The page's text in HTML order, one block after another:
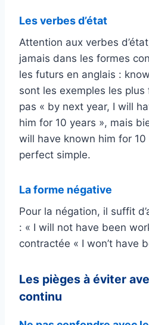
Les verbes d’état
Attention aux verbes
jamais dans les formes
les futurs en anglais :
sont les exemples les
pas « by next year, I will
him for 10 years », mais
will have known him for
perfect simple.
La forme négative
Pour la négation, il suffit
: « I will not have been
contractée « I won’t have
Les pièges à éviter
continu